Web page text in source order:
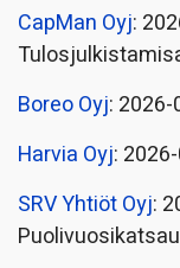
CapMan Oyj:
Boreo Oyj:
Harvia Oyj:
SRV Yhtiöt Oyj: